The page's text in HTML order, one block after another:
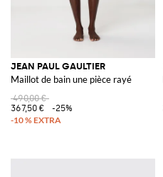
JEAN PAUL GAULTIER
Maillot de bain une pièce rayé
490,00 €
367,50 €
-25%